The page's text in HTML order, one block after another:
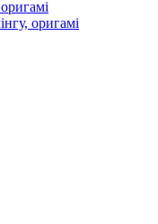
оригамі